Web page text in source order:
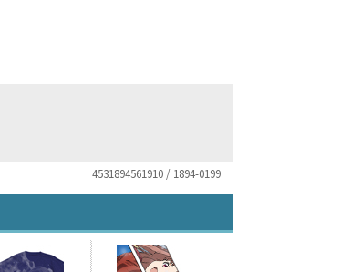
4531894561910 / 1894-0199